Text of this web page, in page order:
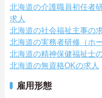
北海道の介護職員初任者
求人
北海道の社会福祉主事の
北海道の実務者研修（ホ
北海道の精神保健福祉士
北海道の無資格OKの求人
雇用形態